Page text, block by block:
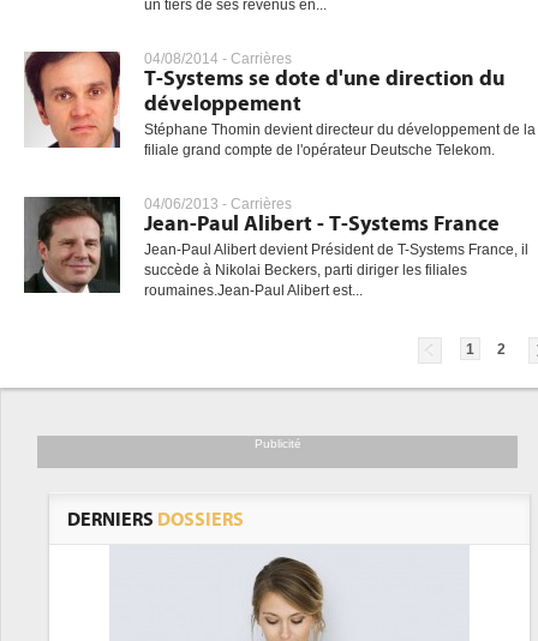
un tiers de ses revenus en...
04/08/2014 - Carrières
T-Systems se dote d'une direction du
développement
Stéphane Thomin devient directeur du développement de la
filiale grand compte de l'opérateur Deutsche Telekom.
04/06/2013 - Carrières
Jean-Paul Alibert - T-Systems France
Jean-Paul Alibert devient Président de T-Systems France, il
succède à Nikolai Beckers, parti diriger les filiales
roumaines.Jean-Paul Alibert est...
1 2
Publicité
DERNIERS DOSSIERS